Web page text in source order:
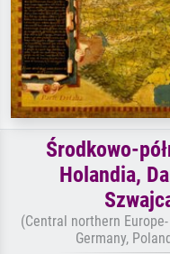
Środkowo-
Holandia,
(Central northern
Germany,